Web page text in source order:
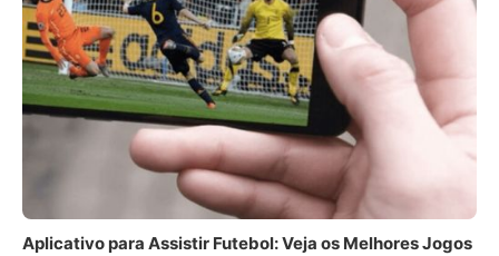
Aplicativo para Assistir Futebol: Veja os Melhores Jogos